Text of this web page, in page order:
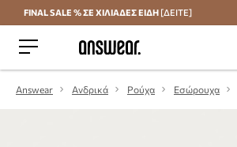
Εξοικονομήστε με το Answear Club
FINAL SALE % ΣΕ ΧΙΛΙΑΔΕΣ ΕΙΔΗ [ΔΕΙΤΕ]
Answear Ανδρικά Ρούχα Εσώρουχα